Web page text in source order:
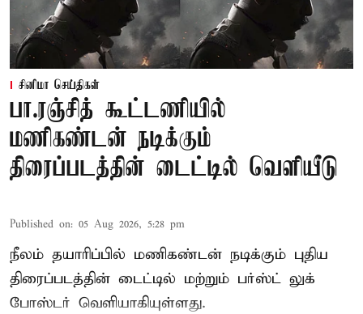
சினிமா செய்திகள்
பா.ரஞ்சித் கூட்டணியில்
மணிகண்டன் நடிக்கும்
திரைப்படத்தின் டைட்டில் வெளியீடு
Published on: 05 Aug 2026, 5:28 pm
நீலம் தயாரிப்பில் மணிகண்டன் நடிக்கும் புதிய
திரைப்படத்தின் டைட்டில் மற்றும் பர்ஸ்ட் லுக்
போஸ்டர் வெளியாகியுள்ளது.